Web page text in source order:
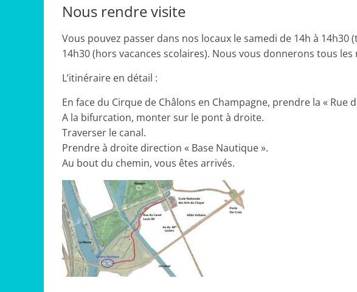
Nous rendre visite
Vous pouvez passer dans nos locaux le samedi de 14h à 14h30
14h30 (hors vacances scolaires). Nous vous donnerons tous
L’itinéraire en détail :
En face du Cirque de Châlons en Champagne, prendre la « Rue
A la bifurcation, monter sur le pont à droite.
Traverser le canal.
Prendre à droite direction « Base Nautique ».
Au bout du chemin, vous êtes arrivés.